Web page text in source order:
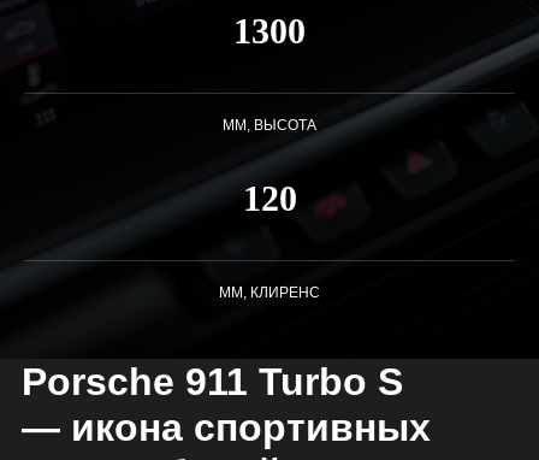
1300
ММ, ВЫСОТА
120
ММ, КЛИРЕНС
Porsche 911 Turbo S
— икона спортивных